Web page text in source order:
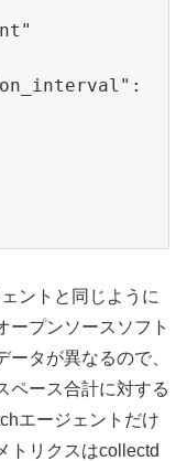
ントと同じように
ープンソースソフト
タが異なるので、
ペース合計に対する
エージェントだけ
トリクスはcollectd